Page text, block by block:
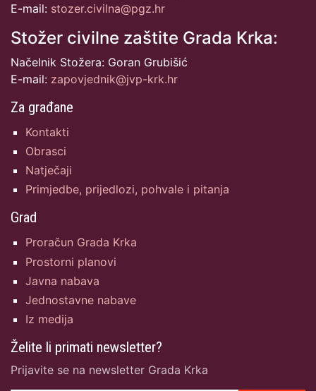
E-mail: stozer.civilna@pgz.hr
Stožer civilne zaštite Grada Krka:
Načelnik Stožera: Goran Grubišić
E-mail: zapovjednik@jvp-krk.hr
Za građane
Kontakti
Obrasci
Natječaji
Primjedbe, prijedlozi, pohvale i pitanja
Grad
Proračun Grada Krka
Prostorni planovi
Javna nabava
Jednostavne nabave
Iz medija
Želite li primati newsletter?
Prijavite se na newsletter Grada Krka